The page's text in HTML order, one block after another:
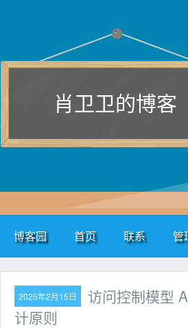
肖卫卫的博客
博客园 首页 联系 管
2025年2月15日
访问控制模型
计原则